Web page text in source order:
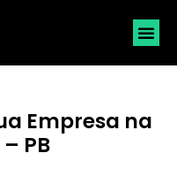
Empresa na
PB